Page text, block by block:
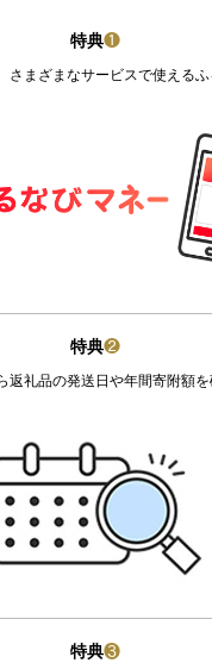
特典❶
さまざまなサービスで使えるふ
特典❷
返礼品の発送日や年間寄附額を
特典❸